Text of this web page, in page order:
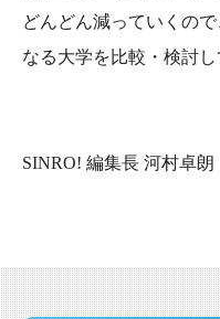
どんどん減っていくの
なる大学を比較・検討し
SINRO! 編集長 河村卓朗